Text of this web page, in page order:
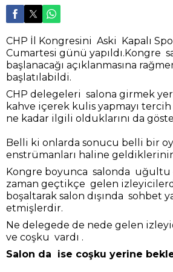
CHP İl Kongresini Aski Kapalı
Cumartesi günü yapıldı.Kongre
başlanacağı açıklanmasına
başlatılabildi.
CHP delegeleri salona girmek
kahve içerek kulis yapmayı
ne kadar ilgili olduklarını da
Belli ki onlarda sonucu belli bir
enstrümanları haline
Kongre boyunca salonda uğultu
zaman geçtikçe gelen
boşaltarak salon dışında sohbet
etmişlerdir.
Ne delegede de nede gelen
ve coşku vardı .
Salon da ise coşku yerine